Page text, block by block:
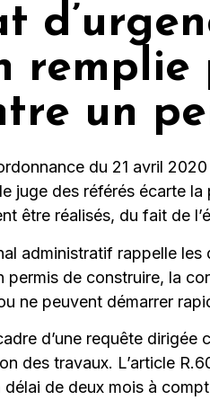
remplie
un
du 21 avril
juge des référés écarte
être réalisés, du fait de
administratif rappelle les
permis de construire, la
ne peuvent démarrer
d’une requête
des travaux. L’article
délai de deux mois à